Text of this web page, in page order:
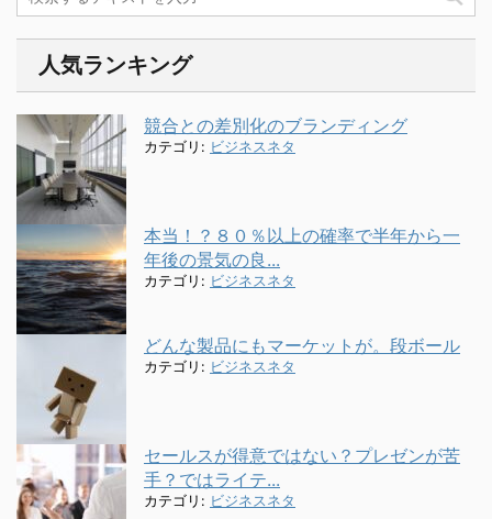
人気ランキング
競合との差別化のブランディング
カテゴリ: ビジネスネタ
本当！？８０％以上の確率で半年から一
年後の景気の良...
カテゴリ: ビジネスネタ
どんな製品にもマーケットが。段ボール
カテゴリ: ビジネスネタ
セールスが得意ではない？プレゼンが苦
手？ではライテ...
カテゴリ: ビジネスネタ